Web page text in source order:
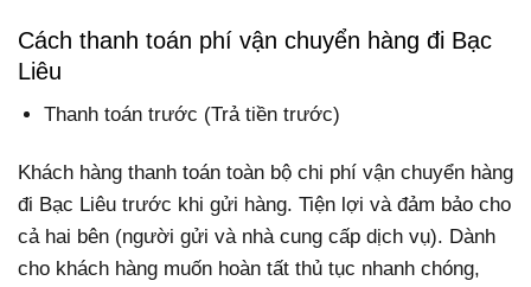
Cách thanh toán phí vận chuyển hàng đi Bạc
Liêu
Thanh toán trước (Trả tiền trước)
Khách hàng thanh toán toàn bộ chi phí vận chuyển hàng
đi Bạc Liêu trước khi gửi hàng. Tiện lợi và đảm bảo cho
cả hai bên (người gửi và nhà cung cấp dịch vụ). Dành
cho khách hàng muốn hoàn tất thủ tục nhanh chóng,